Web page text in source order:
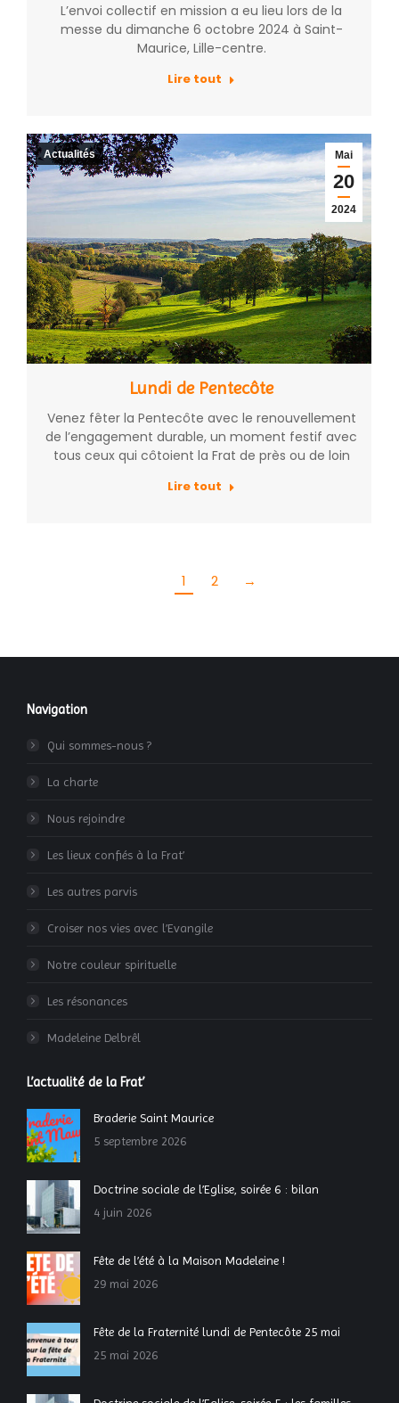
L’envoi collectif en mission a eu lieu lors de la
messe du dimanche 6 octobre 2024 à Saint-
Maurice, Lille-centre.
Lire tout
Mai
20
2024
Actualités
Lundi de Pentecôte
Venez fêter la Pentecôte avec le renouvellement
de l’engagement durable, un moment festif avec
tous ceux qui côtoient la Frat de près ou de loin
Lire tout
1 2 →
Navigation
Qui sommes-nous ?
La charte
Nous rejoindre
Les lieux confiés à la Frat’
Les autres parvis
Croiser nos vies avec l’Evangile
Notre couleur spirituelle
Les résonances
Madeleine Delbrêl
L’actualité de la Frat’
Braderie Saint Maurice
5 septembre 2026
Doctrine sociale de l’Eglise, soirée 6 : bilan
4 juin 2026
Fête de l’été à la Maison Madeleine !
29 mai 2026
Fête de la Fraternité lundi de Pentecôte 25 mai
25 mai 2026